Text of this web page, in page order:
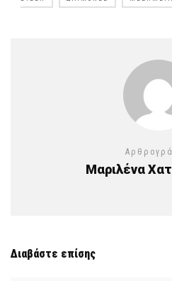
Μαριλένα
Διαβάστε επίσης